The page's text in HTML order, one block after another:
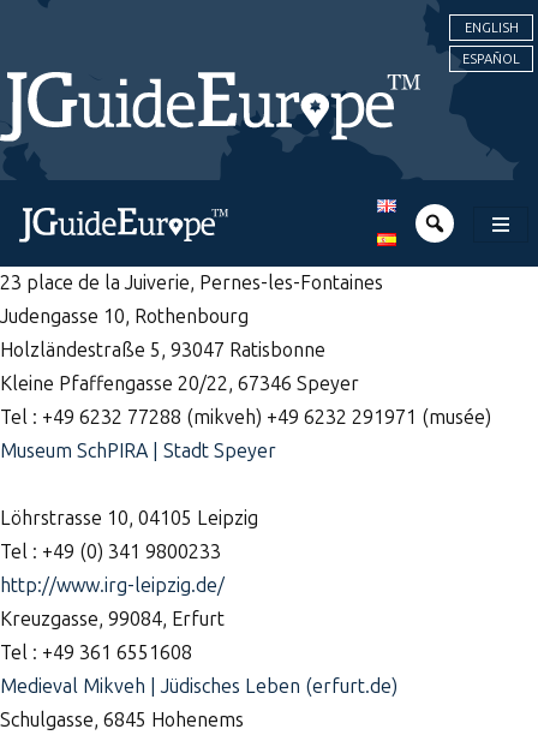
ENGLISH
ESPAÑOL
23 place de la Juiverie, Pernes-les-Fontaines
Judengasse 10, Rothenbourg
Holzländestraße 5, 93047 Ratisbonne
Kleine Pfaffengasse 20/22, 67346 Speyer
Tel : +49 6232 77288 (mikveh) +49 6232 291971 (musée)
Museum SchPIRA | Stadt Speyer
Löhrstrasse 10, 04105 Leipzig
Tel : +49 (0) 341 9800233
http://www.irg-leipzig.de/
Kreuzgasse, 99084, Erfurt
Tel : +49 361 6551608
Medieval Mikveh | Jüdisches Leben (erfurt.de)
Schulgasse, 6845 Hohenems